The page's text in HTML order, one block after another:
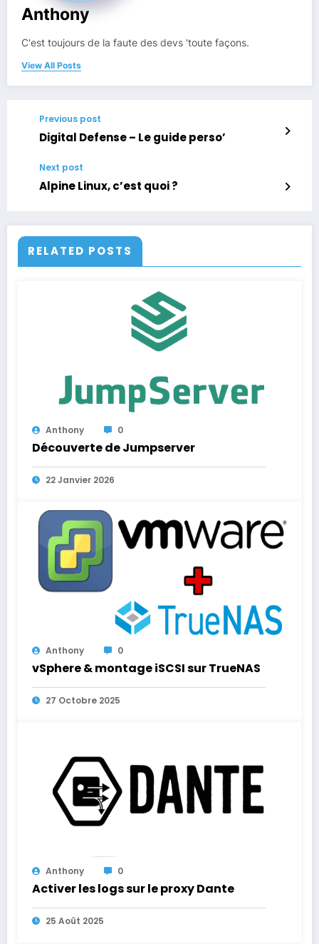
Anthony
C'est toujours de la faute des devs 'toute façons.
View All Posts
Previous post
Digital Defense – Le guide perso’
Next post
Alpine Linux, c’est quoi ?
RELATED POSTS
Anthony 0
Découverte de Jumpserver
22 Janvier 2026
Anthony 0
vSphere & montage iSCSI sur TrueNAS
27 Octobre 2025
Anthony 0
Activer les logs sur le proxy Dante
25 Août 2025